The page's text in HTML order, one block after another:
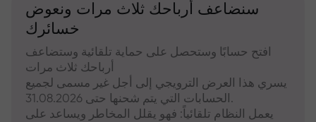
سنضاعف أرباحك ثلاث مرات ونعوض
خسائرك
افتح حسابًا وستحصل على حماية تلقائية وستضاعف
أرباحك ثلاث مرات
يسري هذا العرض الترويجي إلى أجل غير مسمى لجميع
الحسابات التي يتم شحنها حتى 31.08.2026.
يعمل النظام تلقائياً: فهو يقلل المخاطر ويساعد على